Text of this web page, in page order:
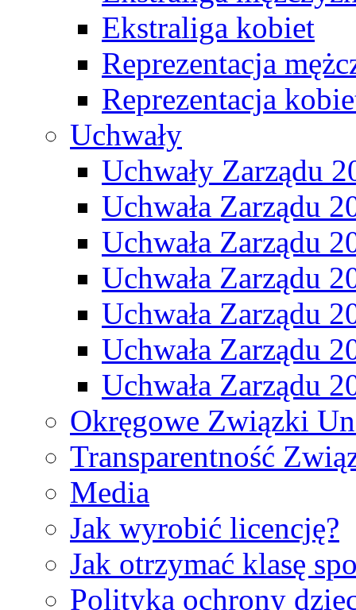
Ekstraliga kobiet
Reprezentacja
Reprezentacja
Uchwały
Uchwały Zarządu
Uchwała Zarządu
Uchwała Zarządu
Uchwała Zarządu
Uchwała Zarządu
Uchwała Zarządu
Uchwała Zarządu
Okręgowe Związki
Transparentność
Media
Jak wyrobić licencję?
Jak otrzymać klasę
Polityka ochrony